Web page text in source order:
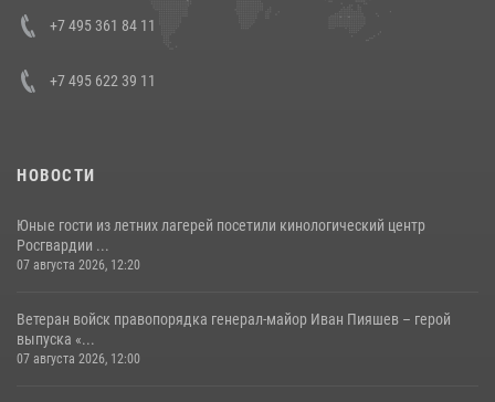
+7 495 361 84 11
+7 495 622 39 11
НОВОСТИ
Юные гости из летних лагерей посетили кинологический центр
Росгвардии ...
07 августа 2026, 12:20
Ветеран войск правопорядка генерал-майор Иван Пияшев – герой
выпуска «...
07 августа 2026, 12:00